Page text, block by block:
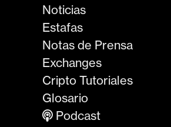
Noticias
Estafas
Notas de Prensa
Exchanges
Cripto Tutoriales
Glosario
Podcast